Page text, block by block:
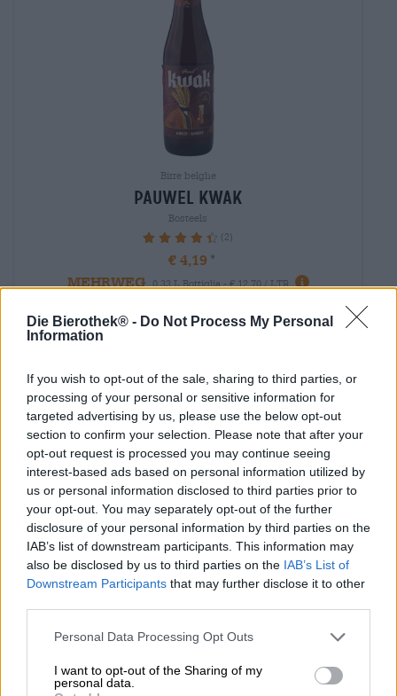
Die Bierothek® - Do Not Process My Personal
Information
If you wish to opt-out of the sale, sharing to third parties, or
processing of your personal or sensitive information for
targeted advertising by us, please use the below opt-out
section to confirm your selection. Please note that after your
opt-out request is processed you may continue seeing
interest-based ads based on personal information utilized by
us or personal information disclosed to third parties prior to
your opt-out. You may separately opt-out of the further
disclosure of your personal information by third parties on the
IAB’s list of downstream participants. This information may
also be disclosed by us to third parties on the IAB’s List of
Downstream Participants that may further disclose it to other
Personal Data Processing Opt Outs
I want to opt-out of the Sharing of my
personal data.
Birre belghe
pauwel kwak
Bosteels
90% (2)
€ 4,19
MEHRWEG
0,33 L Bottiglia - € 12,70 / LTR
Esaurito
deus brut de flandres
100% (3)